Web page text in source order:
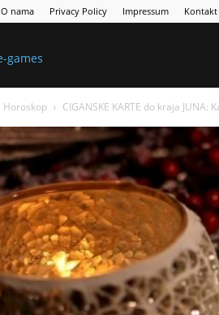
O nama Privacy Policy Impressum Kontakt
Horoskop CIGANSKE KARTE do kraja